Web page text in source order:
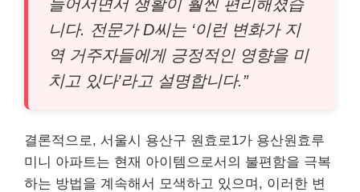
들어서면서 생활이 훨씬 편리해졌습
니다. 전문가 D씨는 ‘이런 변화가 지
역 거주자들에게 긍정적인 영향을 미
치고 있다’라고 설명합니다.”
결론적으로, 서울시 용산구 원효로1가 용산원효루
미니 아파트는 현재 아이템으로서의 불편함을 극복
하는 방법을 계속해서 모색하고 있으며, 이러한 변